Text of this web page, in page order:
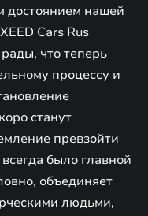
достоянием нашей
Cars Rus
что теперь
процессу и
станут
превзойти
было главной
объединяет
людьми,